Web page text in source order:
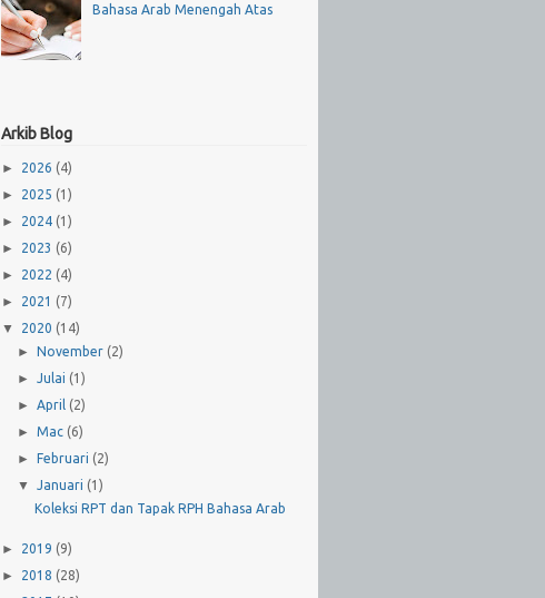
Bahasa Arab Menengah Atas
Arkib Blog
► 2026 (4)
► 2025 (1)
► 2024 (1)
► 2023 (6)
► 2022 (4)
► 2021 (7)
▼ 2020 (14)
►November (2)
► Julai (1)
►April (2)
►Mac (6)
►Februari (2)
▼ Januari (1)
Koleksi RPT dan Tapak RPH Bahasa Arab
► 2019 (9)
► 2018 (28)